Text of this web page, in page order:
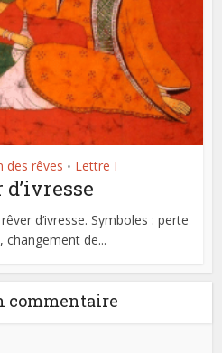
des rêves • Lettre I
d’ivresse
d‘ivresse. Symboles : perte
changement de...
commentaire